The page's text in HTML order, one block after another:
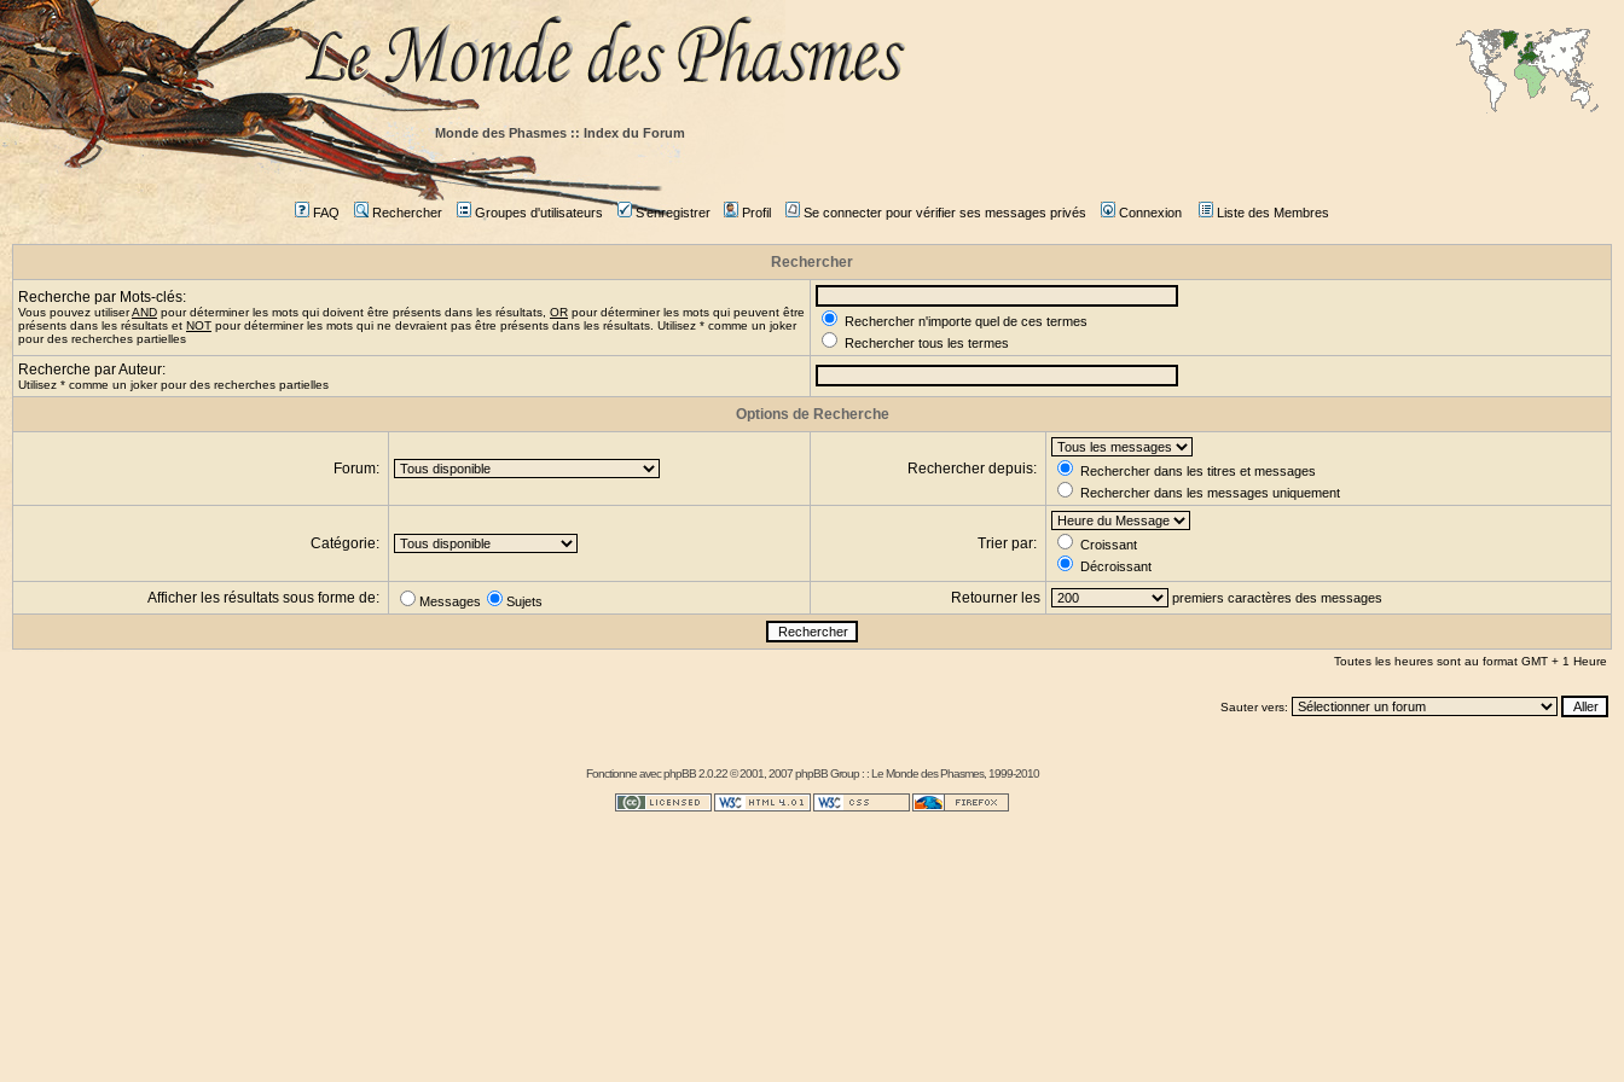
Monde des Phasmes :: Index du Forum
FAQ Rechercher Groupes d'utilisateurs S'enregistrer Profil Se connecter pour vérifier ses messages privés Connexion Liste des Membres
Rechercher
Recherche par Mots-clés:
Vous pouvez utiliserAND pour déterminer les mots qui doivent être présents dans les résultats, OR pour déterminer les mots qui peuvent être
présents dans les résultats et NOT pour déterminer les mots qui ne devraient pas être présents dans les résultats. Utilisez * comme un joker
pour des recherches partielles
Rechercher n'importe quel de ces termes
Rechercher tous les termes
Recherche par Auteur:
Utilisez * comme un joker pour des recherches partielles
Options de Recherche
Forum: Rechercher depuis:
Rechercher dans les titres et messages
Rechercher dans les messages uniquement
Catégorie: Trier par:
Croissant
Décroissant
Afficher les résultats sous forme de: Messages Sujets Retourner les premiers caractères des messages
Toutes les heures sont au format GMT + 1 Heure
Sauter vers:
Fonctionne avecphpBB2.0.22 © 2001, 2007 phpBB Group : :Le Monde des Phasmes, 1999-2010